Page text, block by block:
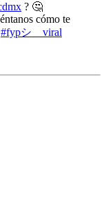
? 🤔
cómo te
#fypシ゚viral